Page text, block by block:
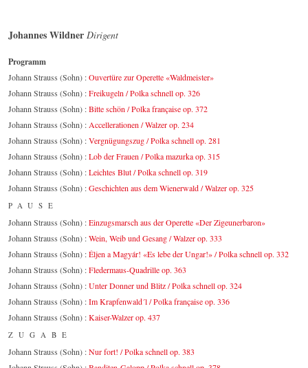
Johannes Wildner Dirigent
Programm
Johann Strauss (Sohn) :Ouvertüre zur Operette «Waldmeister»
Johann Strauss (Sohn) :Freikugeln / Polka schnell op. 326
Johann Strauss (Sohn) :Bitte schön / Polka française op. 372
Johann Strauss (Sohn) : Accellerationen / Walzer op. 234
Johann Strauss (Sohn) :Vergnügungszug / Polka schnell op. 281
Johann Strauss (Sohn) :Lob der Frauen / Polka mazurka op. 315
Johann Strauss (Sohn) :Leichtes Blut / Polka schnell op. 319
Johann Strauss (Sohn) :Geschichten aus dem Wienerwald / Walzer op. 325
PAUSE
Johann Strauss (Sohn) :Einzugsmarsch aus der Operette «Der Zigeunerbaron»
Johann Strauss (Sohn) :Wein, Weib und Gesang / Walzer op. 333
Johann Strauss (Sohn) :Éljen a Magyár! «Es lebe der Ungar!» / Polka schnell op. 332
Johann Strauss (Sohn) :Fledermaus-Quadrille op. 363
Johann Strauss (Sohn) :Unter Donner und Blitz / Polka schnell op. 324
Johann Strauss (Sohn) :Im Krapfenwald´l / Polka française op. 336
Johann Strauss (Sohn) :Kaiser-Walzer op. 437
ZUGABE
Johann Strauss (Sohn) :Nur fort! / Polka schnell op. 383